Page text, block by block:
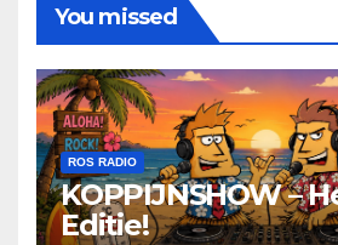
You missed
ROS RADIO
KOPPIJNSHOW –
Editie!